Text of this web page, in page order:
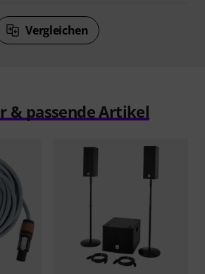
Vergleichen
& passende Artikel